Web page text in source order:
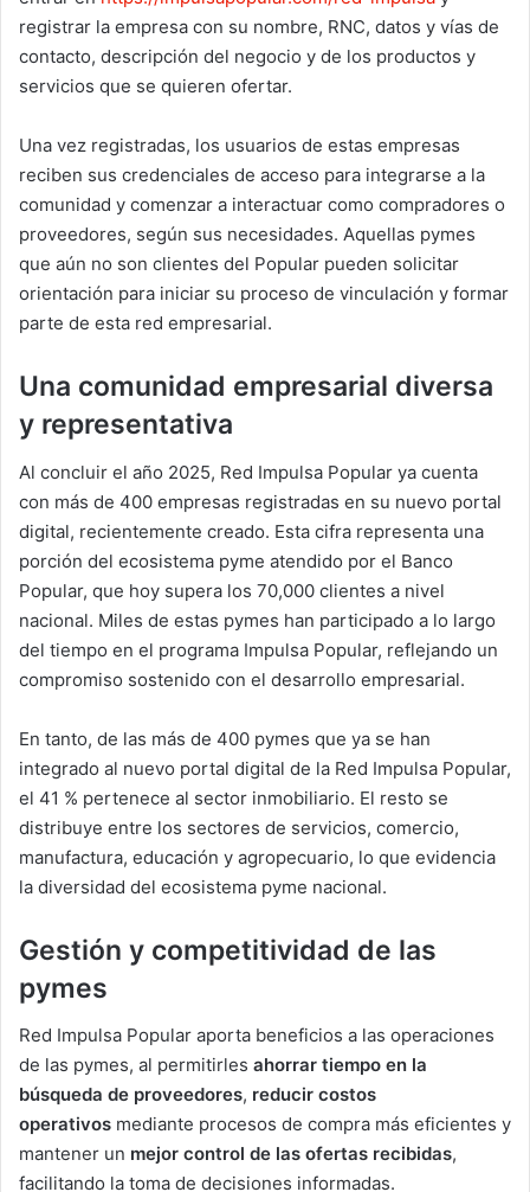
registrar la empresa con su nombre, RNC, datos y vías de
contacto, descripción del negocio y de los productos y
servicios que se quieren ofertar.
Una vez registradas, los usuarios de estas empresas
reciben sus credenciales de acceso para integrarse a la
comunidad y comenzar a interactuar como compradores o
proveedores, según sus necesidades. Aquellas pymes
que aún no son clientes del Popular pueden solicitar
orientación para iniciar su proceso de vinculación y formar
parte de esta red empresarial.
Una comunidad empresarial diversa
y representativa
Al concluir el año 2025, Red Impulsa Popular ya cuenta
con más de 400 empresas registradas en su nuevo portal
digital, recientemente creado. Esta cifra representa una
porción del ecosistema pyme atendido por el Banco
Popular, que hoy supera los 70,000 clientes a nivel
nacional. Miles de estas pymes han participado a lo largo
del tiempo en el programa Impulsa Popular, reflejando un
compromiso sostenido con el desarrollo empresarial.
En tanto, de las más de 400 pymes que ya se han
integrado al nuevo portal digital de la Red Impulsa Popular,
el 41 % pertenece al sector inmobiliario. El resto se
distribuye entre los sectores de servicios, comercio,
manufactura, educación y agropecuario, lo que evidencia
la diversidad del ecosistema pyme nacional.
Gestión y competitividad de las
pymes
Red Impulsa Popular aporta beneficios a las operaciones
de las pymes, al permitirles ahorrar tiempo en la
búsqueda de proveedores, reducir costos
operativos mediante procesos de compra más eficientes y
mantener un mejor control de las ofertas recibidas,
facilitando la toma de decisiones informadas.